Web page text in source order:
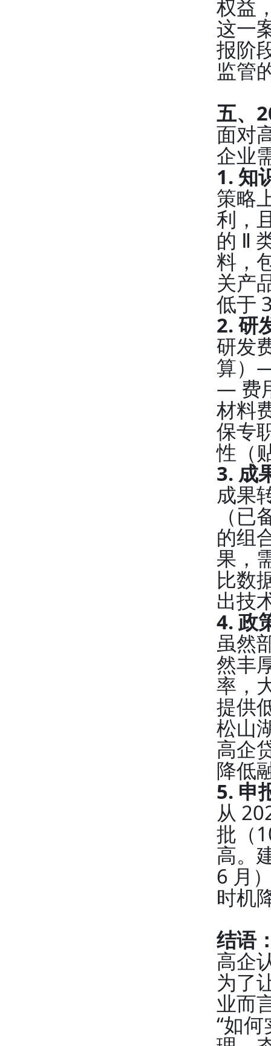
权益
这一
报阶
监管
五、
面对
企业
1. 知
策略
利，
的 Ⅱ
料，
关产
低于
2. 研
研发
算）
— 费
材料
保专
性（
3. 成
成果
（
的组
果，
比数
出技
4. 政
虽然
然丰
率，
提供
松山
高企
降低
5. 申
从
批（
高。
6 月
时机
结语
高企
为了
业而
“如